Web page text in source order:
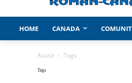
HOME CANADA
Acasă Tags
Tags